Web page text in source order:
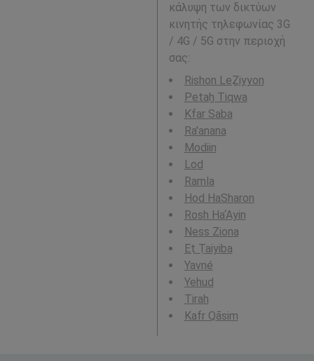
κάλυψη των δικτύων
κινητής τηλεφωνίας 3G
/ 4G / 5G στην περιοχή
σας:
Rishon LeẔiyyon
Petaẖ Tiqwa
Kfar Saba
Ra'anana
Modiin
Lod
Ramla
Hod HaSharon
Rosh Ha‘Ayin
Ness Ziona
Eṭ Ṭaiyiba
Yavné
Yehud
Tirah
Kafr Qāsim